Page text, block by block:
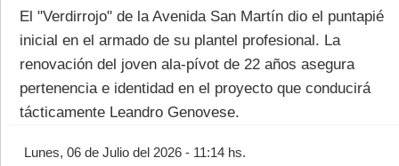
©2007/2026
El "Verdirrojo" de la Avenida San Martín dio el puntapié
inicial en el armado de su plantel profesional. La
renovación del joven ala-pívot de 22 años asegura
pertenencia e identidad en el proyecto que conducirá
tácticamente Leandro Genovese.
Lunes, 06 de Julio del 2026 - 11:14 hs.